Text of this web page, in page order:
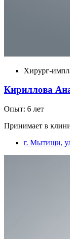
Хирург-
Кириллова
Опыт: 6 лет
Принимает в
г. Мытищи,